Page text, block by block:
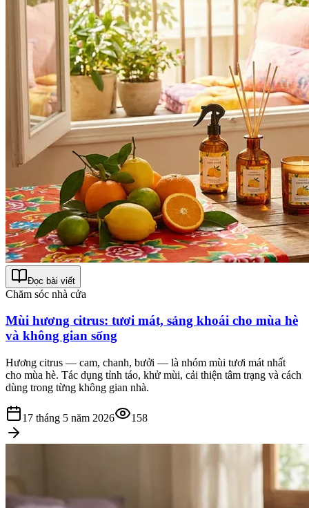
Đọc bài viết
Chăm sóc nhà cửa
Mùi hương citrus: tươi mát, sảng khoái cho mùa hè
và không gian sống
Hương citrus — cam, chanh, bưởi — là nhóm mùi tươi mát nhất
cho mùa hè. Tác dụng tỉnh táo, khử mùi, cải thiện tâm trạng và cách
dùng trong từng không gian nhà.
17 tháng 5 năm 2026 158